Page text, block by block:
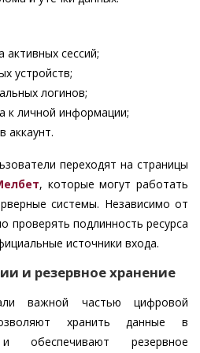
активных сессий;
устройств;
логинов;
к личной информации;
аккаунт.
переходят на страницы
, которые могут работать
системы. Независимо от
проверять подлинность ресурса
источники входа.
и резервное хранение
важной частью цифровой
хранить данные в
обеспечивают резервное